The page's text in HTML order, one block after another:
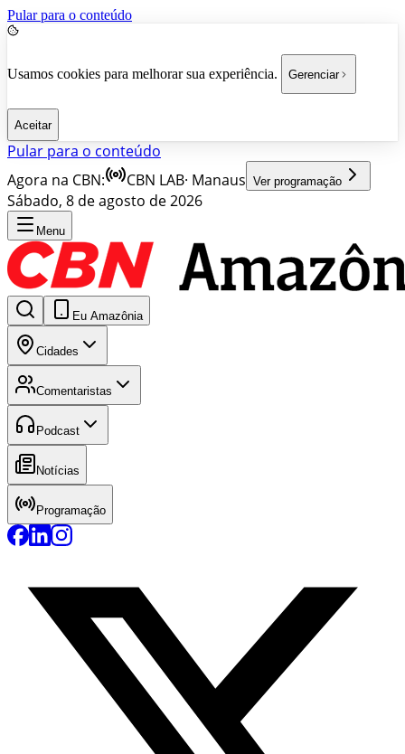
Pular para o conteúdo
Usamos cookies para melhorar sua experiência. Gerenciar
Aceitar
Pular para o conteúdo
Agora na CBN:
CBN LAB· Manaus Ver programação
Sábado, 8 de agosto de 2026
Menu
Eu Amazônia
Cidades
Comentaristas
Podcast
Notícias
Programação